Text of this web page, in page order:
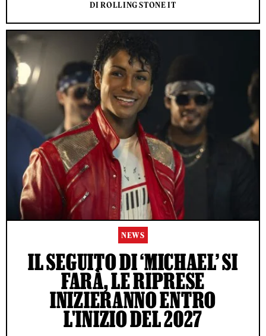
DI ROLLING STONE IT
NEWS
IL SEGUITO DI ‘MICHAEL’ SI
FARÀ, LE RIPRESE
INIZIERANNO ENTRO
L'INIZIO DEL 2027